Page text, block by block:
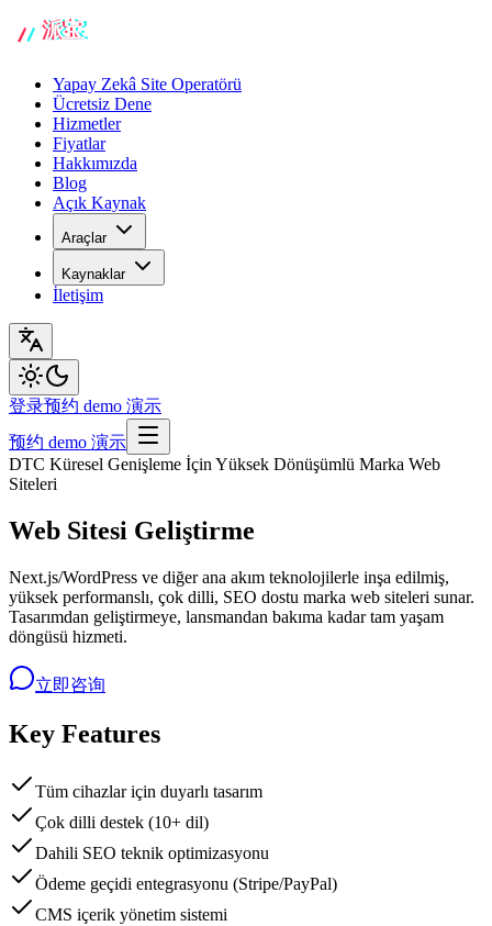
Yapay Zekâ Site Operatörü
Ücretsiz Dene
Hizmetler
Fiyatlar
Hakkımızda
Blog
Açık Kaynak
Araçlar
Kaynaklar
İletişim
登录预约 demo 演示
预约 demo 演示
DTC Küresel Genişleme İçin Yüksek Dönüşümlü Marka Web
Siteleri
Web Sitesi Geliştirme
Next.js/WordPress ve diğer ana akım teknolojilerle inşa edilmiş,
yüksek performanslı, çok dilli, SEO dostu marka web siteleri sunar.
Tasarımdan geliştirmeye, lansmandan bakıma kadar tam yaşam
döngüsü hizmeti.
立即咨询
Key Features
Tüm cihazlar için duyarlı tasarım
Çok dilli destek (10+ dil)
Dahili SEO teknik optimizasyonu
Ödeme geçidi entegrasyonu (Stripe/PayPal)
CMS içerik yönetim sistemi